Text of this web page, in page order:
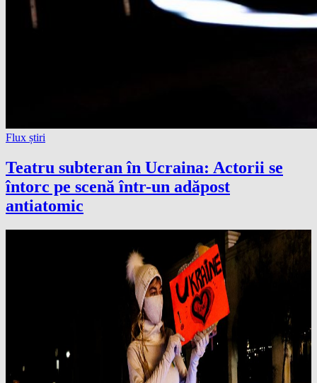
Flux știri
Teatru subteran în Ucraina: Actorii se
întorc pe scenă într-un adăpost
antiatomic